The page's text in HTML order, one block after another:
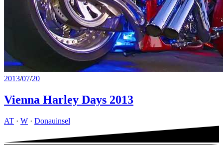
2013/07/20
Vienna Harley Days 2013
AT · W · Donauinsel